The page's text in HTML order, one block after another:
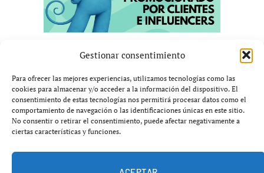
Gestionar consentimiento
Para ofrecer las mejores experiencias, utilizamos tecnologías como las
cookies para almacenar y/o acceder a la información del dispositivo. El
consentimiento de estas tecnologías nos permitirá procesar datos como el
comportamiento de navegación o las identificaciones únicas en este sitio.
No consentir o retirar el consentimiento, puede afectar negativamente a
ciertas características y funciones.